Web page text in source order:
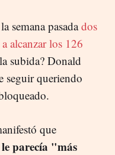
semana pasadados
alcanzar los 126
subida? Donald
seguir queriendo
que
le parecía "más